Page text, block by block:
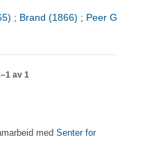
; Brand (1866) ; Peer Gynt (1867)]
av 1
med Senter for